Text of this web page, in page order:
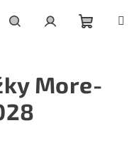
košík
More-